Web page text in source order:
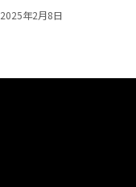
2025年2月8日